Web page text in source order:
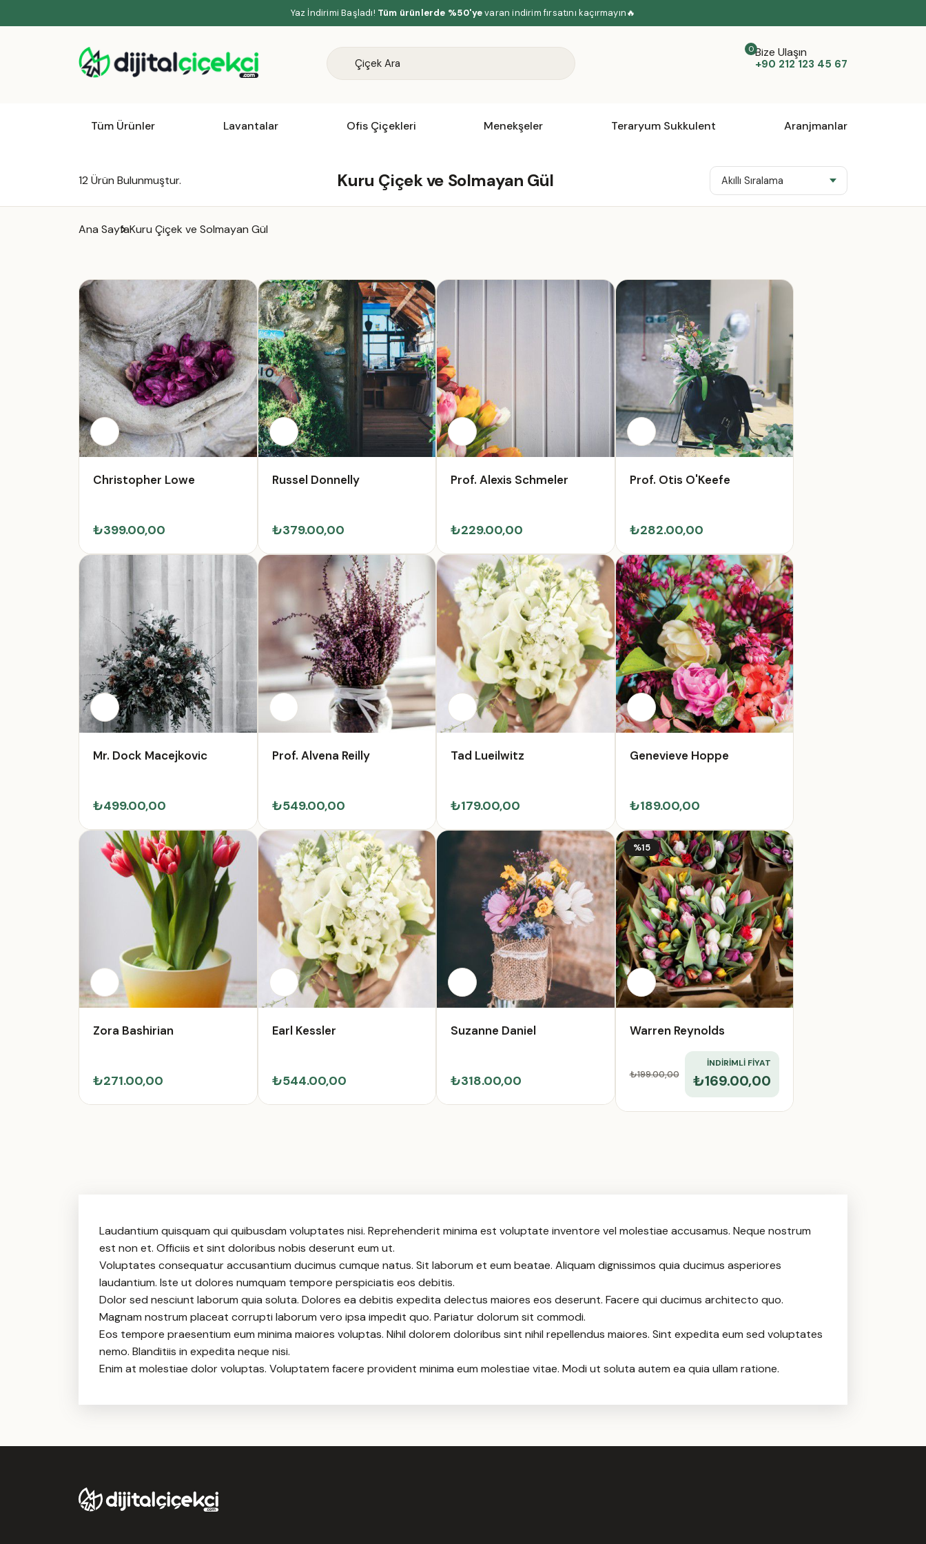
Yaz İndirimi Başladı! Tüm ürünlerde %50'yevaran indirim fırsatını kaçırmayın🔥
Bize Ulaşın
+90 212 123 45 67
Tüm Ürünler Lavantalar Ofis Çiçekleri Menekşeler Teraryum Sukkulent Aranjmanlar
12 Ürün Bulunmuştur. Kuru Çiçek ve Solmayan Gül
Ana SayfaKuru Çiçek ve Solmayan Gül
Christopher Lowe
₺399.00,00
Russel Donnelly
₺379.00,00
Prof. Alexis Schmeler
₺229.00,00
Prof. Otis O'Keefe
₺282.00,00
Mr. Dock Macejkovic
₺499.00,00
Prof. Alvena Reilly
₺549.00,00
Tad Lueilwitz
₺179.00,00
Genevieve Hoppe
₺189.00,00
Zora Bashirian
₺271.00,00
Earl Kessler
₺544.00,00
Suzanne Daniel
₺318.00,00
%15
Warren Reynolds
₺199.00,00
İNDİRİMLİ FİYAT
₺169.00,00
Laudantium quisquam qui quibusdam voluptates nisi. Reprehenderit minima est voluptate inventore vel molestiae accusamus. Neque nostrum
est non et. Officiis et sint doloribus nobis deserunt eum ut.
Voluptates consequatur accusantium ducimus cumque natus. Sit laborum et eum beatae. Aliquam dignissimos quia ducimus asperiores
laudantium. Iste ut dolores numquam tempore perspiciatis eos debitis.
Dolor sed nesciunt laborum quia soluta. Dolores ea debitis expedita delectus maiores eos deserunt. Facere qui ducimus architecto quo.
Magnam nostrum placeat corrupti laborum vero ipsa impedit quo. Pariatur dolorum sit commodi.
Eos tempore praesentium eum minima maiores voluptas. Nihil dolorem doloribus sint nihil repellendus maiores. Sint expedita eum sed voluptates
nemo. Blanditiis in expedita neque nisi.
Enim at molestiae dolor voluptas. Voluptatem facere provident minima eum molestiae vitae. Modi ut soluta autem ea quia ullam ratione.